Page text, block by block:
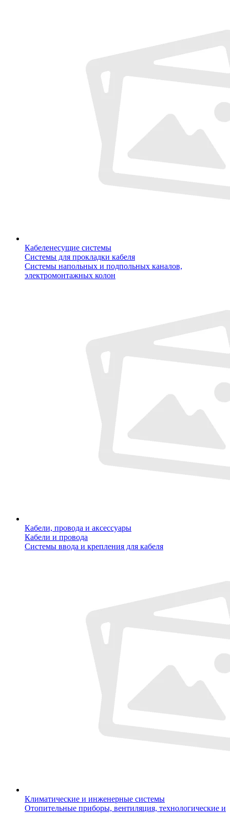
Кабеленесущие системы
Системы для прокладки кабеля
Системы напольных и подпольных каналов,
электромонтажных колон
Кабели, провода и аксессуары
Кабели и провода
Системы ввода и крепления для кабеля
Климатические и инженерные системы
Отопительные приборы, вентиляция, технологические и